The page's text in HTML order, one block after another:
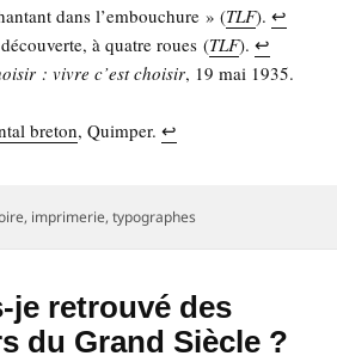
dans l’embouchure » (TLF).↩︎
à quatre roues (TLF).↩︎
: vivre c’est choi­sir, 19 mai 1935.
bre­ton, Quim­per.↩︎
, imprimerie,typographes
je retrouvé des
du Grand Siècle ?